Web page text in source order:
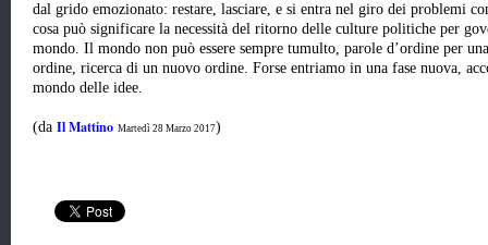
dal grido emozionato: restare, lasciare, e si entra nel giro dei problemi
cosa può significare la necessità del ritorno delle culture politiche per
mondo. Il mondo non può essere sempre tumulto, parole d’ordine per
ordine, ricerca di un nuovo ordine. Forse entriamo in una fase nuova,
mondo delle idee.
(da Il Mattino Martedì 28 Marzo 2017)